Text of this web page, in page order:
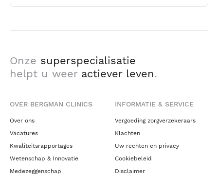
Onze superspecialisatie
helpt u weer actiever leven.
OVER BERGMAN CLINICS
Over ons
Vacatures
Kwaliteitsrapportages
Wetenschap & Innovatie
Medezeggenschap
INFORMATIE & SERVICE
Vergoeding zorgverzekeraars
Klachten
Uw rechten en privacy
Cookiebeleid
Disclaimer